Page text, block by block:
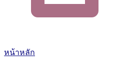
หน้าหลัก